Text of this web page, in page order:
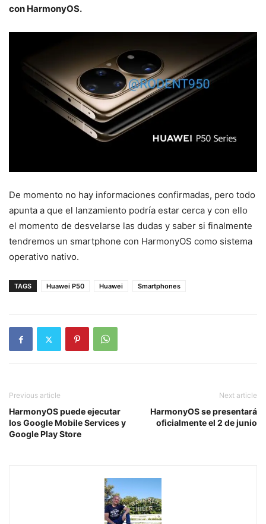
con HarmonyOS.
De momento no hay informaciones confirmadas, pero todo
apunta a que el lanzamiento podría estar cerca y con ello
el momento de desvelarse las dudas y saber si finalmente
tendremos un smartphone con HarmonyOS como sistema
operativo nativo.
TAGS Huawei P50 Huawei Smartphones
Previous article
HarmonyOS puede ejecutar
los Google Mobile Services y
Google Play Store
Next article
HarmonyOS se presentará
oficialmente el 2 de junio